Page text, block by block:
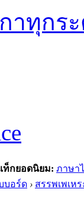
าทุกร
ท็กยอดนิยม: ภาษา
บอร์ด › สรรพเพเหร